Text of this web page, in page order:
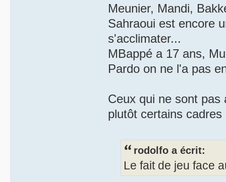
Meunier, Mandi,
Sahraoui est encore
s'acclimater...
MBappé a 17 ans,
Pardo on ne l'a pas
Ceux qui ne sont
plutôt certains
rodolfo a écrit:
Le fait de jeu face